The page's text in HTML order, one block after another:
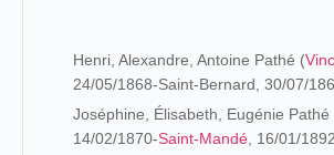
Henri, Alexandre, Antoine Pathé (
24/05/1868-Saint-Bernard, 30/07/
Joséphine, Élisabeth, Eugénie Pathé
14/02/1870-Saint-Mandé , 16/01/